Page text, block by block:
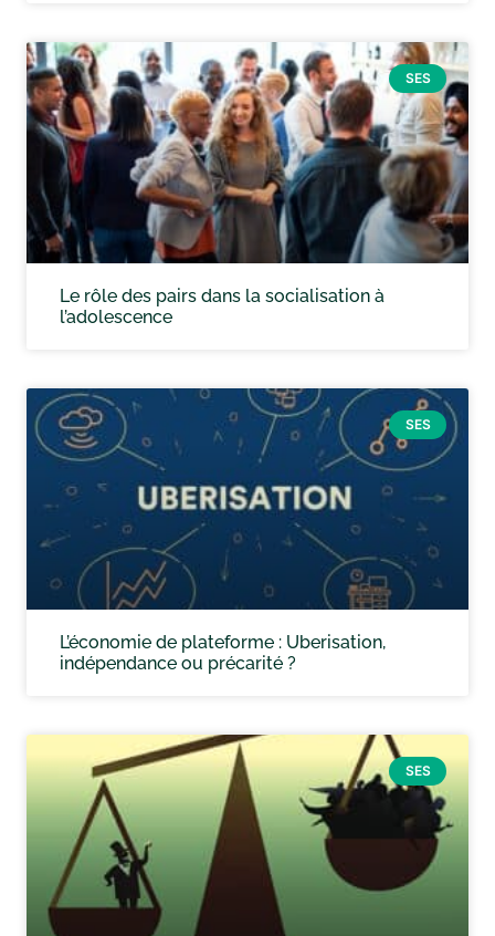
SES
Le rôle des pairs dans la socialisation à
l’adolescence
SES
L’économie de plateforme : Uberisation,
indépendance ou précarité ?
SES